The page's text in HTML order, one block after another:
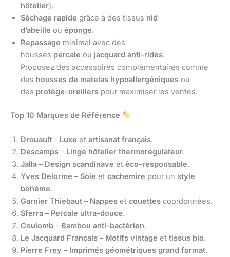
hôtelier).
Séchage rapide grâce à des tissus nid
d’abeille ou éponge.
Repassage minimal avec des
housses percale ou jacquard anti-rides.
Proposez des accessoires complémentaires comme
des housses de matelas hypoallergéniques ou
des protège-oreillers pour maximiser les ventes.
Top 10 Marques de Référence
Drouault – Luxe et artisanat français.
Descamps – Linge hôtelier thermorégulateur.
Jalla – Design scandinave et éco-responsable.
Yves Delorme –Soie et cachemire pour un style
bohème.
Garnier Thiebaut – Nappes et couettes coordonnées.
Sferra – Percale ultra-douce.
Coulomb – Bambou anti-bactérien.
Le Jacquard Français – Motifs vintage et tissus bio.
Pierre Frey – Imprimés géométriques grand format.